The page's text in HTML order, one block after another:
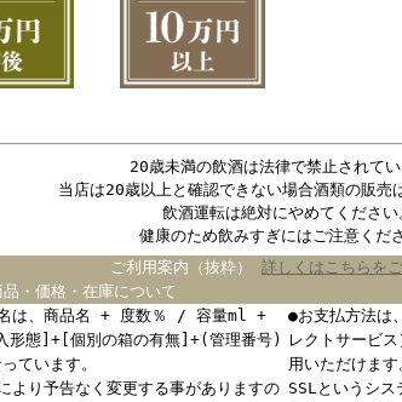
20歳未満の飲酒は法律で禁止されて
当店は20歳以上と確認できない場合酒類の販売
飲酒運転は絶対にやめてください
健康のため飲みすぎにはご注意くだ
ご利用案内（抜粋） 詳しくはこちらを
品・価格・在庫について
名は、商品名 + 度数％ / 容量ml +
形態]+[個別の箱の有無]+(管理番号)
ています。
より予告なく変更する事がありますの
●お支払方法は
レクトサービ
用いただけま
SSLというシ